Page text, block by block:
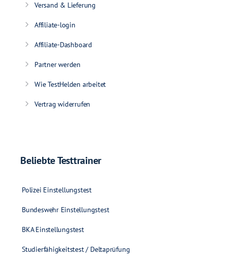
Versand & Lieferung
Affiliate-login
Affiliate-Dashboard
Partner werden
Wie TestHelden arbeitet
Vertrag widerrufen
Beliebte Testtrainer
Polizei Einstellungstest
Bundeswehr Einstellungstest
BKA Einstellungstest
Studierfähigkeitstest / Deltaprüfung